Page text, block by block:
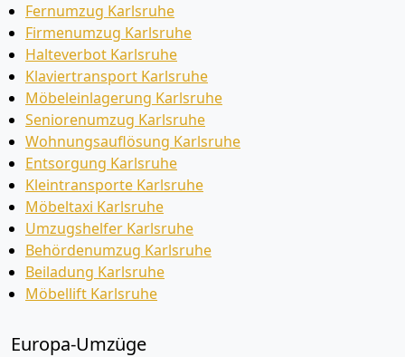
Fernumzug Karlsruhe
Firmenumzug Karlsruhe
Halteverbot Karlsruhe
Klaviertransport Karlsruhe
Möbeleinlagerung Karlsruhe
Seniorenumzug Karlsruhe
Wohnungsauflösung Karlsruhe
Entsorgung Karlsruhe
Kleintransporte Karlsruhe
Möbeltaxi Karlsruhe
Umzugshelfer Karlsruhe
Behördenumzug Karlsruhe
Beiladung Karlsruhe
Möbellift Karlsruhe
Europa-Umzüge